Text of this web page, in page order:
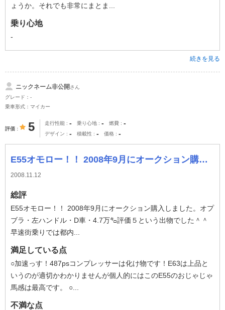
ょうか。それでも非常にまとま...
乗り心地
-
続きを見る
ニックネーム非公開さん
グレード：-
乗車形式：マイカー
評価 5 走行性能 - 乗り心地 - 燃費 -
デザイン - 積載性 - 価格 -
E55オモロー！！ 2008年9月にオークション購入しました。オプブラ・左ハンドル・D車・4.7万㌔評価５という出物でした＾＾早速街乗りでは都内という
2008.11.12
総評
E55オモロー！！ 2008年9月にオークション購入しました。オプ
ブラ・左ハンドル・D車・4.7万㌔評価５という出物でした＾＾
早速街乗りでは都内...
満足している点
○加速っす！487psコンプレッサーは化け物です！E63は上品と
いうのが適切かわかりませんが個人的にはこのE55のおじゃじゃ
馬感は最高です。 ○...
不満な点